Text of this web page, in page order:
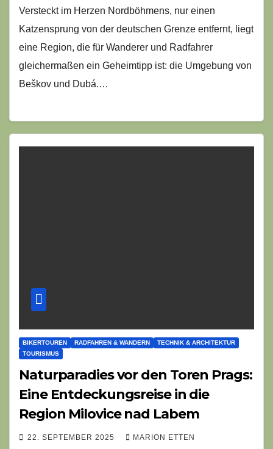
Versteckt im Herzen Nordböhmens, nur einen
Katzensprung von der deutschen Grenze entfernt, liegt
eine Region, die für Wanderer und Radfahrer
gleichermaßen ein Geheimtipp ist: die Umgebung von
Beškov und Dubá.…
BIKERTOUREN RADFAHREN & WANDERN
TECHNIK & ARCHITEKTUR
TOURISMUS
Naturparadies vor den Toren Prags:
Eine Entdeckungsreise in die
Region Milovice nad Labem
22. SEPTEMBER 2025 MARION ETTEN